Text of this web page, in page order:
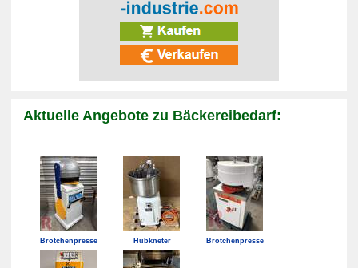
Aktuelle Angebote zu Bäckereibedarf:
Brötchenpresse Hubkneter Brötchenpresse